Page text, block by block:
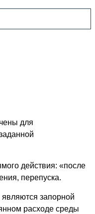
для
действия: «после
перепуска.
запорной
расходе среды